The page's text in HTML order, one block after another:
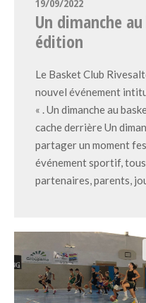
19/09/2022
Un dimanche
édition
Le Basket Club
nouvel événement
« . Un dimanche au
cache derrière Un
partager un moment
événement sportif,
partenaires, parents,